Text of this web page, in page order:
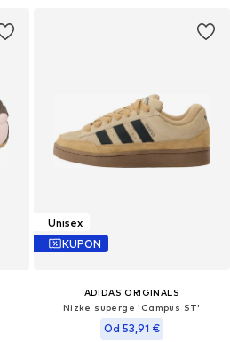
Unisex
KUPON
ADIDAS ORIGINALS
Nizke superge 'Campus ST'
Od 53,91 €